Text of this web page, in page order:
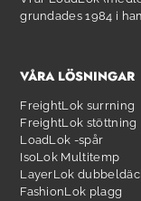
grundades 1984 i
VÅRA LÖSNINGAR
FreightLok surrning
FreightLok stöttning
LoadLok -spår
IsoLok Multitemp
LayerLok
FashionLok plagg